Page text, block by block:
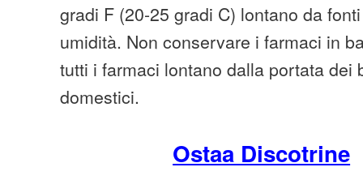
gradi F (20-25 gradi C) lontano da
umidità. Non conservare i farmaci in
tutti i farmaci lontano dalla portata dei
domestici.
Ostaa Discotrine